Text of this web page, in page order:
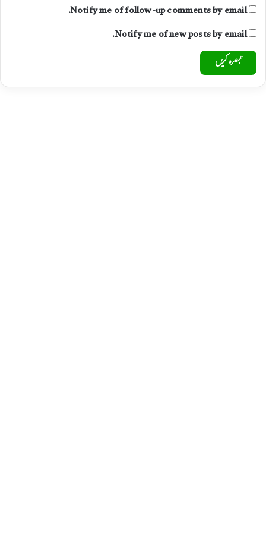
Notify me of follow-up comments by email.
Notify me of new posts by email.